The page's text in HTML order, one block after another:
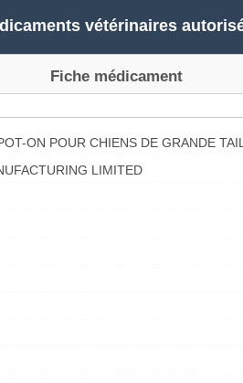
vétérinaires
Fiche médicament
ON POUR CHIENS DE GRANDE
LIMITED